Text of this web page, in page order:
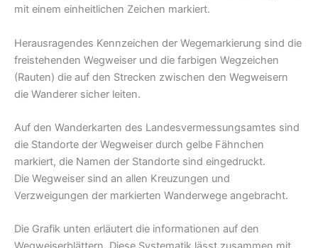
mit einem einheitlichen Zeichen markiert.
Herausragendes Kennzeichen der Wegemarkierung sind die
freistehenden Wegweiser und die farbigen Wegzeichen
(Rauten) die auf den Strecken zwischen den Wegweisern
die Wanderer sicher leiten.
Auf den Wanderkarten des Landesvermessungsamtes sind
die Standorte der Wegweiser durch gelbe Fähnchen
markiert, die Namen der Standorte sind eingedruckt.
Die Wegweiser sind an allen Kreuzungen und
Verzweigungen der markierten Wanderwege angebracht.
Die Grafik unten erläutert die informationen auf den